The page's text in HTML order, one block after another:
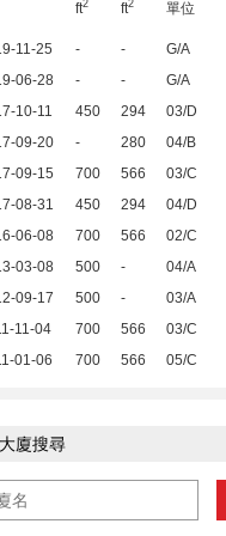
ft2 ft2 單位
11-25 - - G/A
06-28
- - G/A
10-11
450 294 03/D
09-20
- 280 04/B
09-15
700 566 03/C
08-31
450 294 04/D
06-08
700 566 02/C
03-08
500 - 04/A
09-17
500 - 03/A
11-04
700 566 03/C
01-06
700 566 05/C
廈搜尋